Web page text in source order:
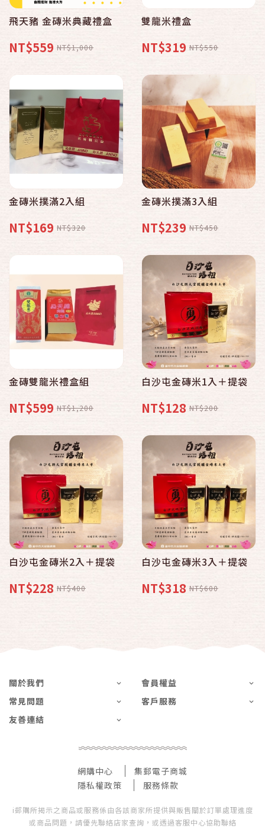
飛天豬 金磚米典藏禮盒
NT$559 NT$1,000
雙龍米禮盒
NT$319 NT$550
金磚米撲滿2入組
NT$169 NT$320
金磚米撲滿3入組
NT$239 NT$450
金磚雙龍米禮盒組
NT$599 NT$1,200
白沙屯金磚米1入＋提袋
NT$128 NT$200
白沙屯金磚米2入＋提袋
NT$228 NT$400
白沙屯金磚米3入＋提袋
NT$318 NT$600
關於我們
會員權益
常見問題
客戶服務
友善連結
網購中心
集郵電子商城
隱私權政策
服務條款
i郵購所揭示之商品或服務係由各該商家所提供與販售關於訂單處理進度
或商品問題，請優先聯絡店家查詢，或透過客服中心協助聯絡